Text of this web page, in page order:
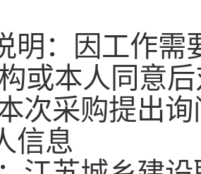
明：因工作需
或本人同意
次采购提出
信息